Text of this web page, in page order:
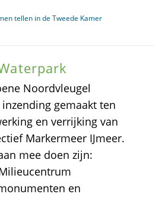
tellen in de Tweede Kamer
Noordvleugel
gemaakt ten
en verrijking van
Markermeer IJmeer.
mee doen zijn:
en